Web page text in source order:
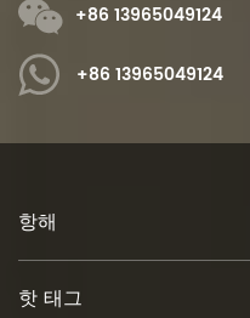
+86 13965049124
+86 13965049124
항해
핫 태그